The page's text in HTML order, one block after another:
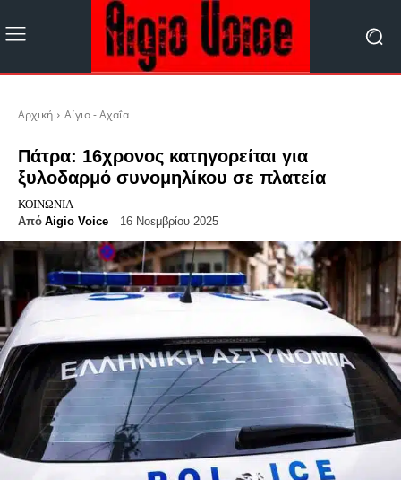
Αρχική Αίγιο - Αχαΐα
Πάτρα: 16χρονος κατηγορείται για
ξυλοδαρμό συνομηλίκου σε πλατεία
ΚΟΙΝΩΝΊΑ
Από Aigio Voice 16 Νοεμβρίου 2025